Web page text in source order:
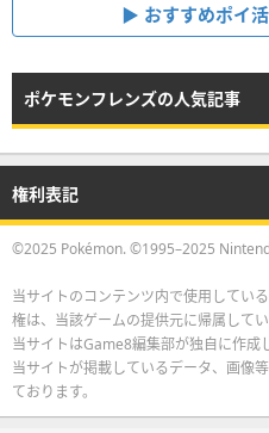
おすすめポイ
ポケモンフレンズの人気記事
権利表記
©2025 Pokémon. ©1995–2025
当サイトのコンテンツ内で使用してい
権は、当該ゲームの提供元に帰属してい
当サイトはGame8編集部が独自に作成
当サイトが掲載しているデータ、画像
ております。